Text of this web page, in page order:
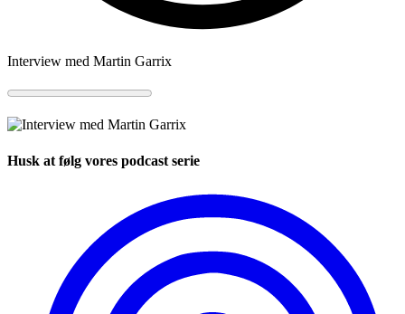
Interview med Martin Garrix
Husk at følg vores podcast serie